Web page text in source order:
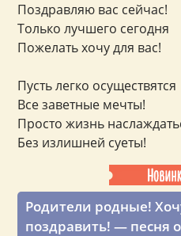
Родители родные!
поздравить! — песня
Поздравляю вас сейчас!
Только лучшего сегодня
Пожелать хочу для вас!
Пусть легко осуществятся
Все заветные мечты!
Просто жизнь
Без излишней суеты!